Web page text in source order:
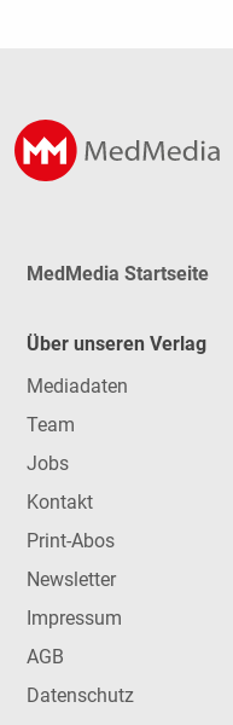
MedMedia Startseite
Über unseren Verlag
Mediadaten
Team
Jobs
Kontakt
Print-Abos
Newsletter
Impressum
AGB
Datenschutz